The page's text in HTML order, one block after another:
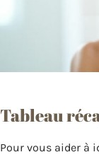
Tableau
Pour vous aider à